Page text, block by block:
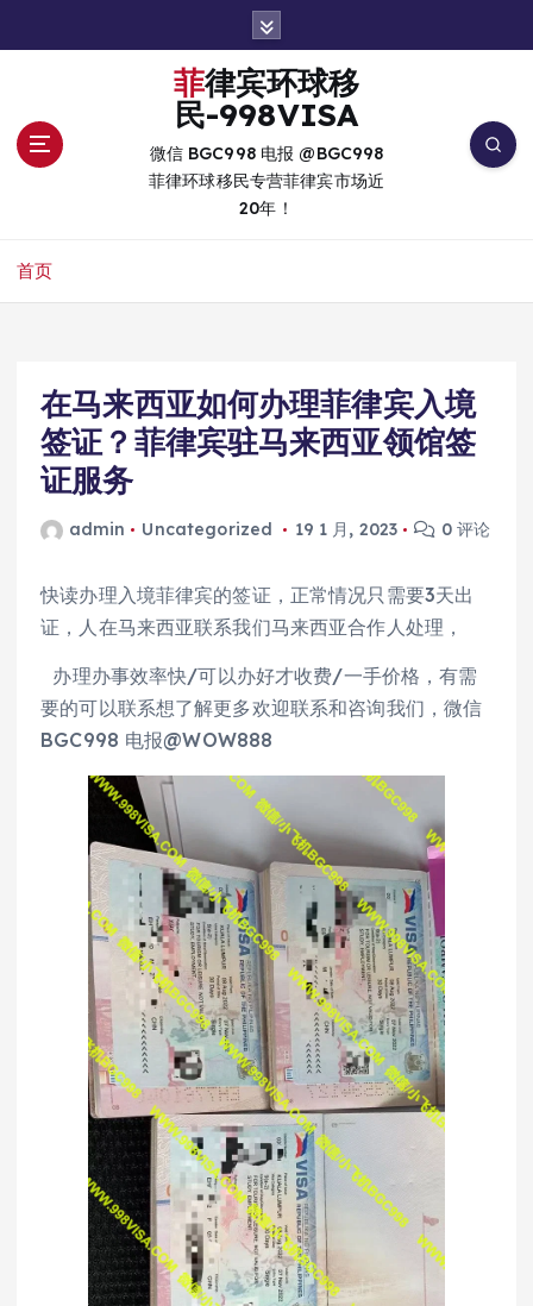
菲律宾环球移
民-998VISA
微信 BGC998 电报 @BGC998
菲律环球移民专营菲律宾市场近
20年！
首页
在马来西亚如何办理菲律宾入境
签证？菲律宾驻马来西亚领馆签
证服务
admin Uncategorized 19 1 月, 2023 0 评论
快读办理入境菲律宾的签证，正常情况只需要3天出
证，人在马来西亚联系我们马来西亚合作人处理，
办理办事效率快/可以办好才收费/一手价格，有需
要的可以联系想了解更多欢迎联系和咨询我们，微信
BGC998 电报@WOW888